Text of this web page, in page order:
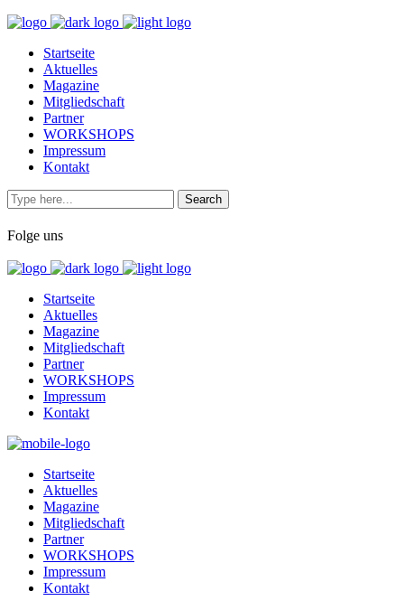
Startseite
Aktuelles
Magazine
Mitgliedschaft
Partner
WORKSHOPS
Impressum
Kontakt
Folge uns
Startseite
Aktuelles
Magazine
Mitgliedschaft
Partner
WORKSHOPS
Impressum
Kontakt
Startseite
Aktuelles
Magazine
Mitgliedschaft
Partner
WORKSHOPS
Impressum
Kontakt